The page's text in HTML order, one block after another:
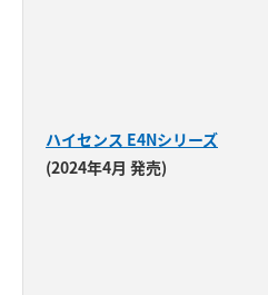
ハイセンス E4Nシリーズ
(2024年4月 発売)